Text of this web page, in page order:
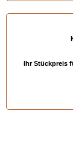
Ihr Stückpreis